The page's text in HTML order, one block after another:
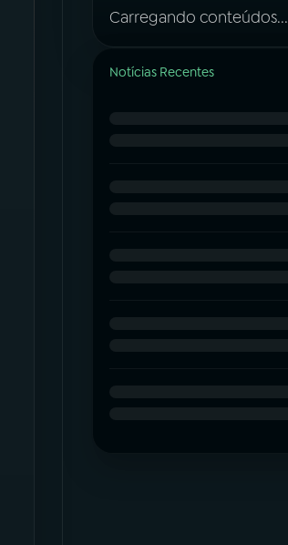
Carregando conteúdos...
Notícias Recentes